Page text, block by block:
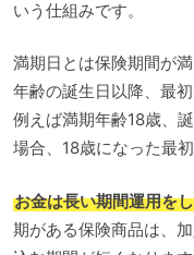
いう仕組みです。
満期日とは保険期間が
年齢の誕生日以降、最
例えば満期年齢18歳、
場合、18歳になった最
お金は長い期間運用を
期がある保険商品は、